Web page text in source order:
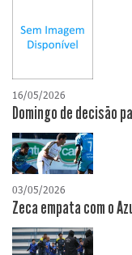
16/05/2026
Domingo de decisão
03/05/2026
Zeca empata com o